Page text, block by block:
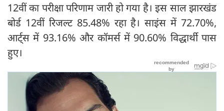
12वीं का परीक्षा परिणाम जारी हो गया है। इस साल झारखंड
बोर्ड 12वीं रिजल्ट 85.48% रहा है। साइंस में 72.70%,
आर्ट्स में 93.16% और कॉमर्स में 90.60% विद्धार्थी पास
हुए।